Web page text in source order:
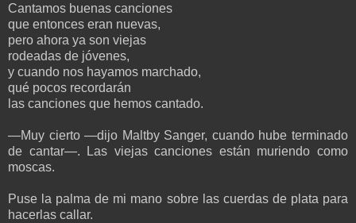
Cantamos buenas canciones
que entonces eran nuevas,
pero ahora ya son viejas
rodeadas de jóvenes,
y cuando nos hayamos marchado,
qué pocos recordarán
las canciones que hemos cantado.
—Muy cierto —dijo Maltby Sanger, cuando hube terminado
de cantar—. Las viejas canciones están muriendo como
moscas.
Puse la palma de mi mano sobre las cuerdas de plata para
hacerlas callar.